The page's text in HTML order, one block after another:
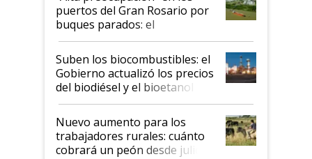
puertos del Gran Rosario por
buques parados: el
funcionamiento de las
exportadoras en tensión tras
la medida de fuerza de los
prácticos
Suben los biocombustibles: el
Gobierno actualizó los precios
del biodiésel y el bioetanol
Nuevo aumento para los
trabajadores rurales: cuánto
cobrará un peón desde julio